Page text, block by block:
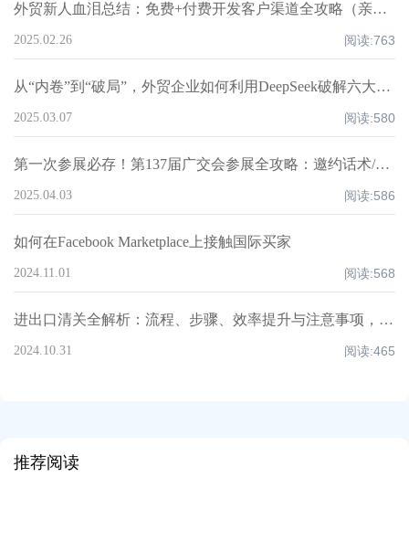
外贸新人血泪总结：免费+付费开发客户渠道全攻略（亲测爆单路径）
2025.02.26 阅读:763
从“内卷”到“破局”，外贸企业如何利用DeepSeek破解六大核心痛点，重构全球化竞争力？
2025.03.07 阅读:580
第一次参展必存！第137届广交会参展全攻略：邀约话术/展位话术/跟进邮件模板
2025.04.03 阅读:586
如何在Facebook Marketplace上接触国际买家
2024.11.01 阅读:568
进出口清关全解析：流程、步骤、效率提升与注意事项，超全知识点汇总！
2024.10.31 阅读:465
推荐阅读